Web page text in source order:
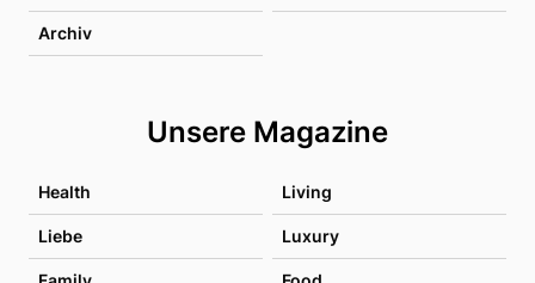
Archiv
Unsere Magazine
Health Living
Liebe Luxury